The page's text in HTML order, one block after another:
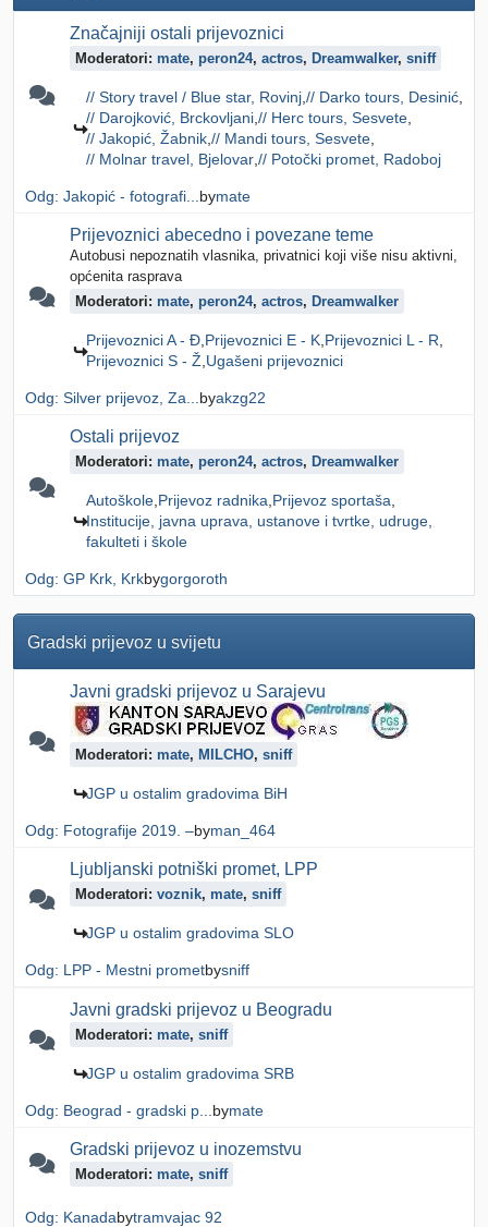
Značajniji ostali prijevoznici
Moderatori: mate, peron24, actros, Dreamwalker, sniff
// Story travel / Blue star, Rovinj // Darko tours, Desinić
// Darojković, Brckovljani // Herc tours, Sesvete
// Jakopić, Žabnik // Mandi tours, Sesvete
// Molnar travel, Bjelovar // Potočki promet, Radoboj
Odg: Jakopić - fotografi... bymate
Prijevoznici abecedno i povezane teme
Autobusi nepoznatih vlasnika, privatnici koji više nisu aktivni,
općenita rasprava
Moderatori: mate, peron24, actros, Dreamwalker
Prijevoznici A - Đ Prijevoznici E - K Prijevoznici L - R
Prijevoznici S - Ž Ugašeni prijevoznici
Odg: Silver prijevoz, Za... byakzg22
Ostali prijevoz
Moderatori: mate, peron24, actros, Dreamwalker
Autoškole Prijevoz radnika Prijevoz sportaša
Institucije, javna uprava, ustanove i tvrtke, udruge,
fakulteti i škole
Odg: GP Krk, Krkbygorgoroth
Gradski prijevoz u svijetu
Javni gradski prijevoz u Sarajevu
Moderatori: mate, MILCHO, sniff
JGP u ostalim gradovima BiH
Odg: Fotografije 2019. –byman_464
Ljubljanski potniški promet, LPP
Moderatori: voznik, mate, sniff
JGP u ostalim gradovima SLO
Odg: LPP - Mestni prometbysniff
Javni gradski prijevoz u Beogradu
Moderatori: mate, sniff
JGP u ostalim gradovima SRB
Odg: Beograd - gradski p... bymate
Gradski prijevoz u inozemstvu
Moderatori: mate, sniff
Odg: Kanadabytramvajac 92